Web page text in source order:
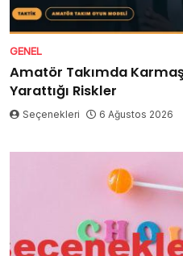
GENEL
Amatör Takımda
Yarattığı Riskler
Seçenekleri 6 Ağustos 2026